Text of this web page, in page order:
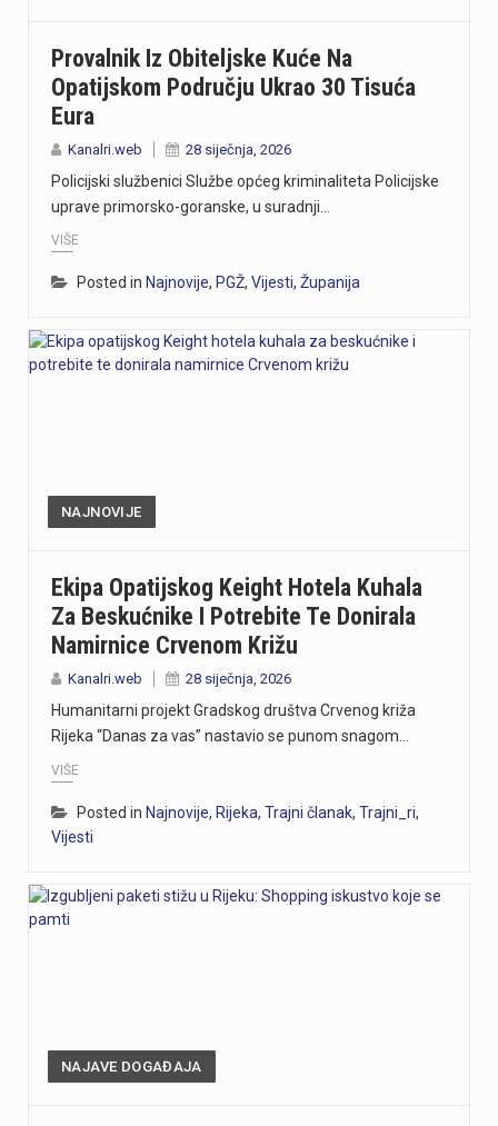
Provalnik Iz Obiteljske Kuće Na
Opatijskom Području Ukrao 30 Tisuća
Eura
Kanalri.web 28 siječnja, 2026
Policijski službenici Službe općeg kriminaliteta Policijske
uprave primorsko-goranske, u suradnji…
VIŠE
Posted in Najnovije, PGŽ, Vijesti, Županija
NAJNOVIJE
Ekipa Opatijskog Keight Hotela Kuhala
Za Beskućnike I Potrebite Te Donirala
Namirnice Crvenom Križu
Kanalri.web 28 siječnja, 2026
Humanitarni projekt Gradskog društva Crvenog križa
Rijeka “Danas za vas” nastavio se punom snagom…
VIŠE
Posted in Najnovije, Rijeka, Trajni članak, Trajni_ri,
Vijesti
NAJAVE DOGAĐAJA